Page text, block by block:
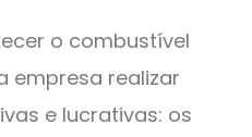
o combustível
empresa realizar
e lucrativas: os